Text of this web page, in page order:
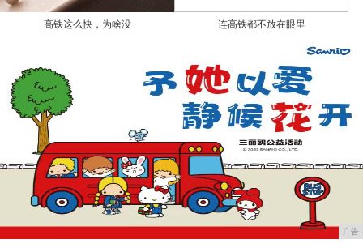
高铁这么快，为啥没 连高铁都不放在眼里
广告